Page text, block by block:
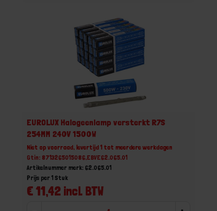
EUROLUX Halogeenlamp versterkt R7S
254MM 240V 1500W
Niet op voorraad, levertijd 1 tot meerdere werkdagen
Gtin: 8713265015086,EBVE62.065.01
Artikelnummer merk: 62.065.01
€ 11,42 incl. BTW
Prijs per 1 Stuk